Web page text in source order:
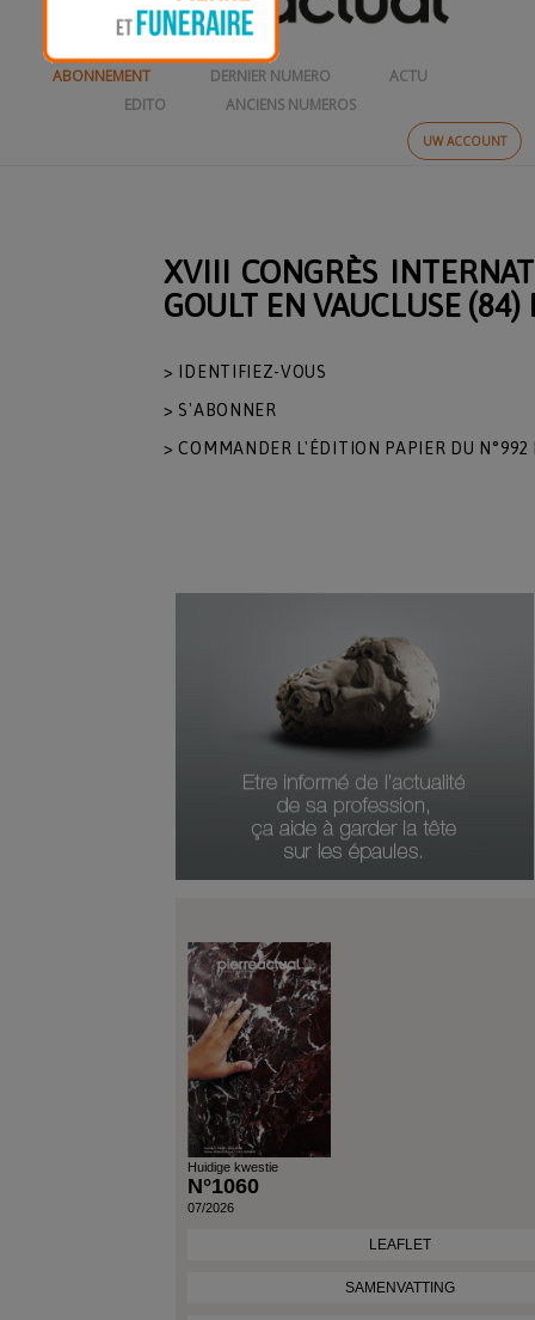
UW ACCOUNT
ABONNEMENT DERNIER NUMERO
ACTU
EDITO
ANCIENS NUMEROS
XVIII CONGRÈS
GOULT EN VAUCLUSE (84)
> IDENTIFIEZ-VOUS
> S'ABONNER
> COMMANDER L'ÉDITION PAPIER DU N°992
Huidige kwestie
N°1060
07/2026
LEAFLET
SAMENVATTING